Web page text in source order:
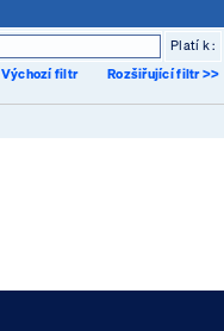
Platí k :
Výchozí filtr Rozšiřující filtr >>